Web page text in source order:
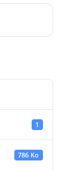
1
786 Ko